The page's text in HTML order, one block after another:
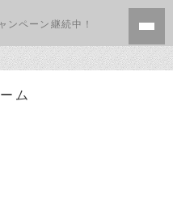
ンペーン継続中！
ム